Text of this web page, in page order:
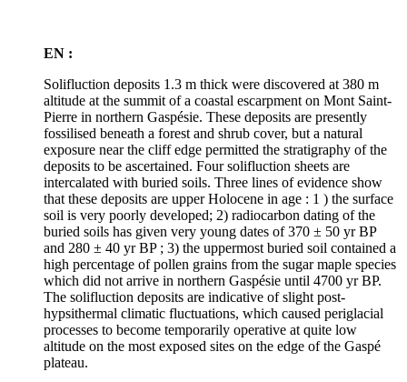
EN :
Solifluction deposits 1.3 m thick were discovered at 380 m
altitude at the summit of a coastal escarpment on Mont Saint-
Pierre in northern Gaspésie. These deposits are presently
fossilised beneath a forest and shrub cover, but a natural
exposure near the cliff edge permitted the stratigraphy of the
deposits to be ascertained. Four solifluction sheets are
intercalated with buried soils. Three lines of evidence show
that these deposits are upper Holocene in age : 1 ) the surface
soil is very poorly developed; 2) radiocarbon dating of the
buried soils has given very young dates of 370 ± 50 yr BP
and 280 ± 40 yr BP ; 3) the uppermost buried soil contained a
high percentage of pollen grains from the sugar maple species
which did not arrive in northern Gaspésie until 4700 yr BP.
The solifluction deposits are indicative of slight post-
hypsithermal climatic fluctuations, which caused periglacial
processes to become temporarily operative at quite low
altitude on the most exposed sites on the edge of the Gaspé
plateau.